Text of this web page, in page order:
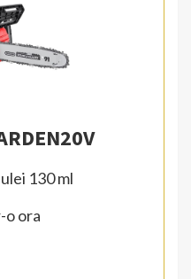
130 ml
o ora